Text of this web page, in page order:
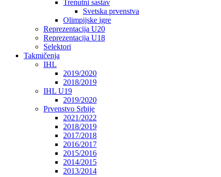
Trenutni sastav
Svetska prvenstva
Olimpijske igre
Reprezentacija U20
Reprezentacija U18
Selektori
Takmičenja
IHL
2019/2020
2018/2019
IHL U19
2019/2020
Prvenstvo Srbije
2021/2022
2018/2019
2017/2018
2016/2017
2015/2016
2014/2015
2013/2014